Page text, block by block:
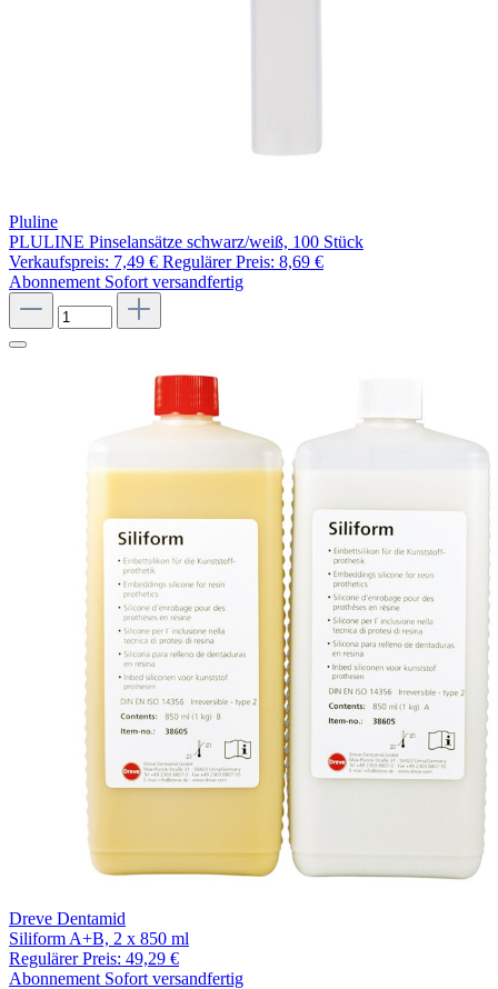
Pluline
PLULINE Pinselansätze schwarz/weiß, 100 Stück
Verkaufspreis: 7,49 € Regulärer Preis: 8,69 €
Abonnement Sofort versandfertig
Dreve Dentamid
Siliform A+B, 2 x 850 ml
Regulärer Preis: 49,29 €
Abonnement Sofort versandfertig